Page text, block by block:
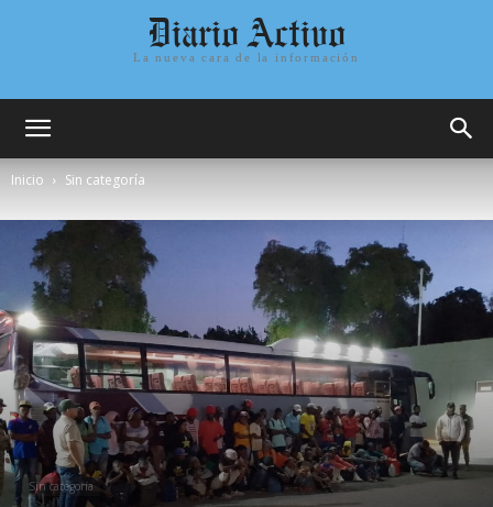
Diario Activo
La nueva cara de la información
Inicio Sin categoría
Sin categoría